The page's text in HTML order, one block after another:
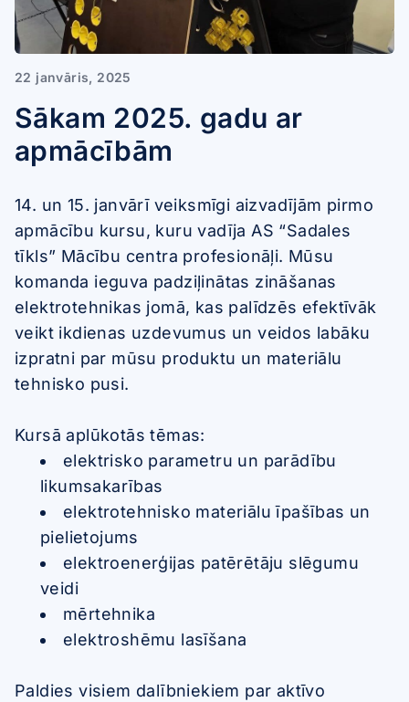
22 janvāris, 2025
Sākam 2025. gadu ar
apmācībām
14. un 15. janvārī veiksmīgi aizvadījām pirmo
apmācību kursu, kuru vadīja AS “Sadales
tīkls” Mācību centra profesionāļi. Mūsu
komanda ieguva padziļinātas zināšanas
elektrotehnikas jomā, kas palīdzēs efektīvāk
veikt ikdienas uzdevumus un veidos labāku
izpratni par mūsu produktu un materiālu
tehnisko pusi.
Kursā aplūkotās tēmas:
elektrisko parametru un parādību
likumsakarības
elektrotehnisko materiālu īpašības un
pielietojums
elektroenerģijas patērētāju slēgumu
veidi
mērtehnika
elektroshēmu lasīšana
Paldies visiem dalībniekiem par aktīvo